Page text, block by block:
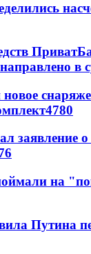
в
4780
заявление
на
Путина